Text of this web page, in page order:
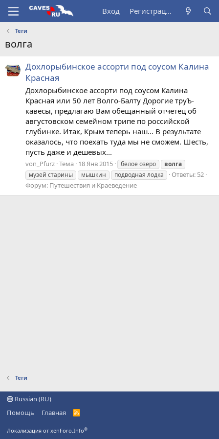
Вход Регистрация
Теги
волга
Дохлорыбинское ассорти под соусом Калина
Красная
Дохлорыбинское ассорти под соусом Калина
Красная или 50 лет Волго-Балту Дорогие труЪ-
кавесы, предлагаю Вам обещанный отчетец об
августовском семейном трипе по российской
глубинке. Итак, Крым теперь наш... В результате
оказалось, что поехать туда мы не сможем. Шесть,
пусть даже и дешевых...
von_Pfurz Тема 18 Янв 2015 белое озеро
волга
музей старины
мышкин подводная лодка
Ответы: 52
Форум: Путешествия и Краеведение
Теги
Russian (RU)
Помощь
Главная
R
Локализация от xenForo.Info®